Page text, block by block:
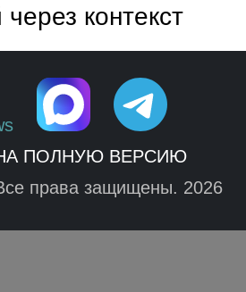
контекст
ПОЛНУЮ ВЕРСИЮ
права защищены. 2026